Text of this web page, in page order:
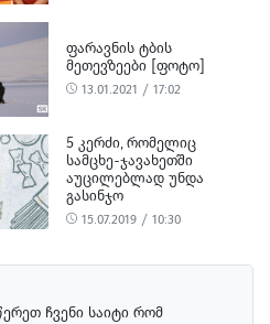
ᲤᲐᲠᲐᲕᲜᲘᲡ ᲢᲑᲘᲡ
ᲛᲔᲗᲔᲕᲖᲔᲔᲑᲘ [ᲤᲝᲢᲝ]
13.01.2021 / 17:02
5 ᲙᲔᲠᲫᲘ, ᲠᲝᲛᲔᲚᲘᲪ
ᲡᲐᲛᲪᲮᲔ-ᲯᲐᲕᲐᲮᲔᲗᲨᲘ
ᲐᲣᲪᲘᲚᲔᲑᲚᲐᲓ ᲣᲜᲓᲐ
ᲒᲐᲡᲘᲜᲯᲝ
15.07.2019 / 10:30
ჩვენი საიტი რომ